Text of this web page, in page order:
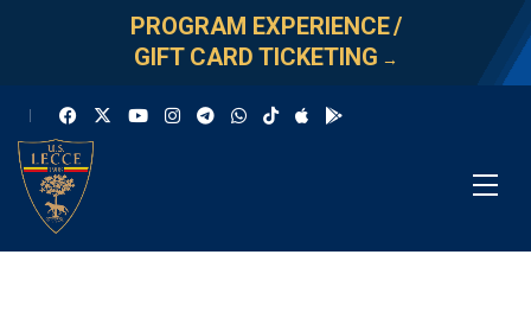
PROGRAM EXPERIENCE/
GIFT CARD TICKETING →